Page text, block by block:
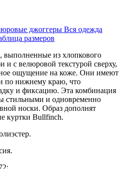
джоггеры Вся одежда
размеров
из хлопкового
и с велюровой текстурой сверху,
ощущение на коже. Они имеют
по нижнему краю, что
и фиксацию. Эта комбинация
стильными и одновременно
носки. Образ дополнят
куртки Bullfinch.